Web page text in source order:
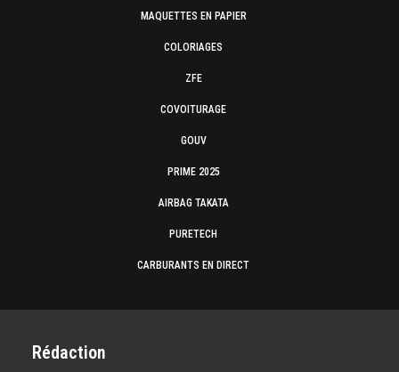
MAQUETTES EN PAPIER
COLORIAGES
ZFE
COVOITURAGE
GOUV
PRIME 2025
AIRBAG TAKATA
PURETECH
CARBURANTS EN DIRECT
Rédaction